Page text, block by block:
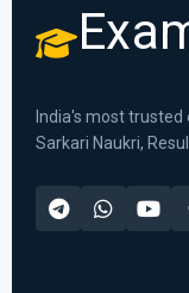
India's most
Sarkari Naukri,